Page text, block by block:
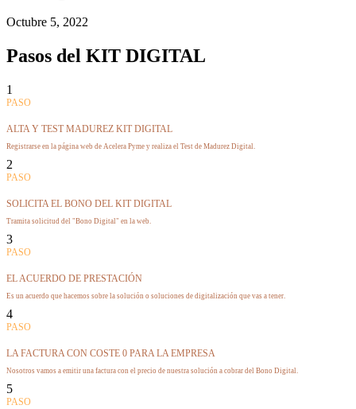
Octubre 5, 2022
Pasos del KIT DIGITAL
1
PASO
ALTA Y TEST MADUREZ KIT DIGITAL
Registrarse en la página web de Acelera Pyme y realiza el Test de Madurez Digital.
2
PASO
SOLICITA EL BONO DEL KIT DIGITAL
Tramita solicitud del "Bono Digital" en la web.
3
PASO
EL ACUERDO DE PRESTACIÓN
Es un acuerdo que hacemos sobre la solución o soluciones de digitalización que vas a tener.
4
PASO
LA FACTURA CON COSTE 0 PARA LA EMPRESA
Nosotros vamos a emitir una factura con el precio de nuestra solución a cobrar del Bono Digital.
5
PASO